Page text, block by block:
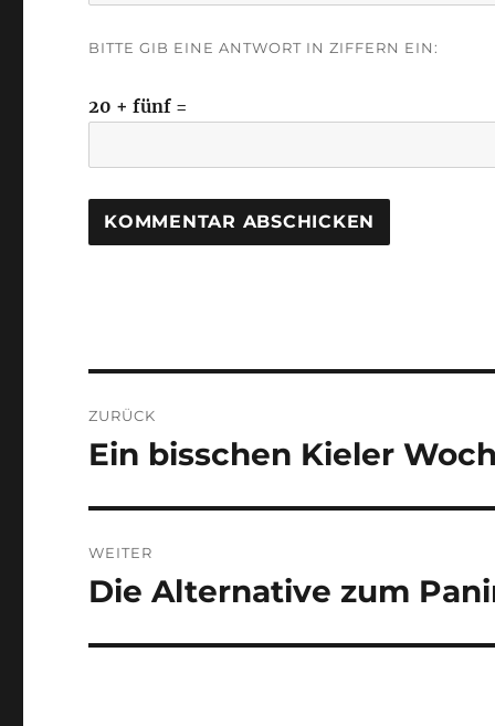
BITTE GIB EINE ANTWORT IN ZIFFERN EIN:
20 + fünf =
ZURÜCK
Vorheriger
Ein bisschen Kieler
WEITER
Nächster
Die Alternative zum